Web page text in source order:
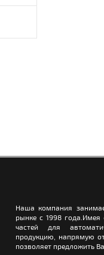
Наша компания
рынке с 1998
частей для
продукцию, напрямую
позволяет предложить